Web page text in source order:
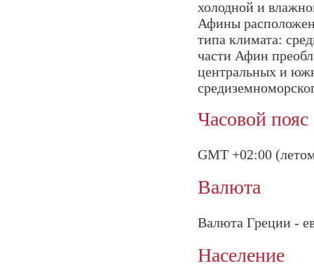
холодной и
Афины
типа климата:
части Афин
центральных и
Часовой пояс
GMT +02:00
Валюта
Валюта Греции -
Население